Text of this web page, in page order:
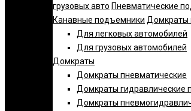
грузовых авто Пневматические
Канавные подъемники Домкраты
Для легковых автомобилей
Для грузовых автомобилей
Домкраты
Домкраты пневматические
Домкраты гидравлические
Домкраты